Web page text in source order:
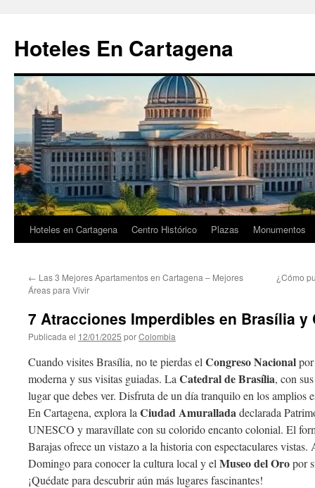
contenido
Hoteles En Cartagena
Hoteles en Cartagena Centro Histórico Plazas Monumentos
← Las 3 Mejores Apartamentos en Cartagena – Mejores
Áreas para Vivir
¿Cómo
7 Atracciones Imperdibles en Brasília y
Publicada el 12/01/2025 porColombia
Cuando visites Brasília, no te pierdas el Congreso Nacional
moderna y sus visitas guiadas. La Catedral de Brasília, con
lugar que debes ver. Disfruta de un día tranquilo en los amplios
En Cartagena, explora la Ciudad Amuralladadeclarada
UNESCO y maravíllate con su colorido encanto colonial. El
Barajas ofrece un vistazo a la historia con espectaculares vistas.
Domingo para conocer la cultura local y el Museo del Oropor
¡Quédate para descubrir aún más lugares fascinantes!